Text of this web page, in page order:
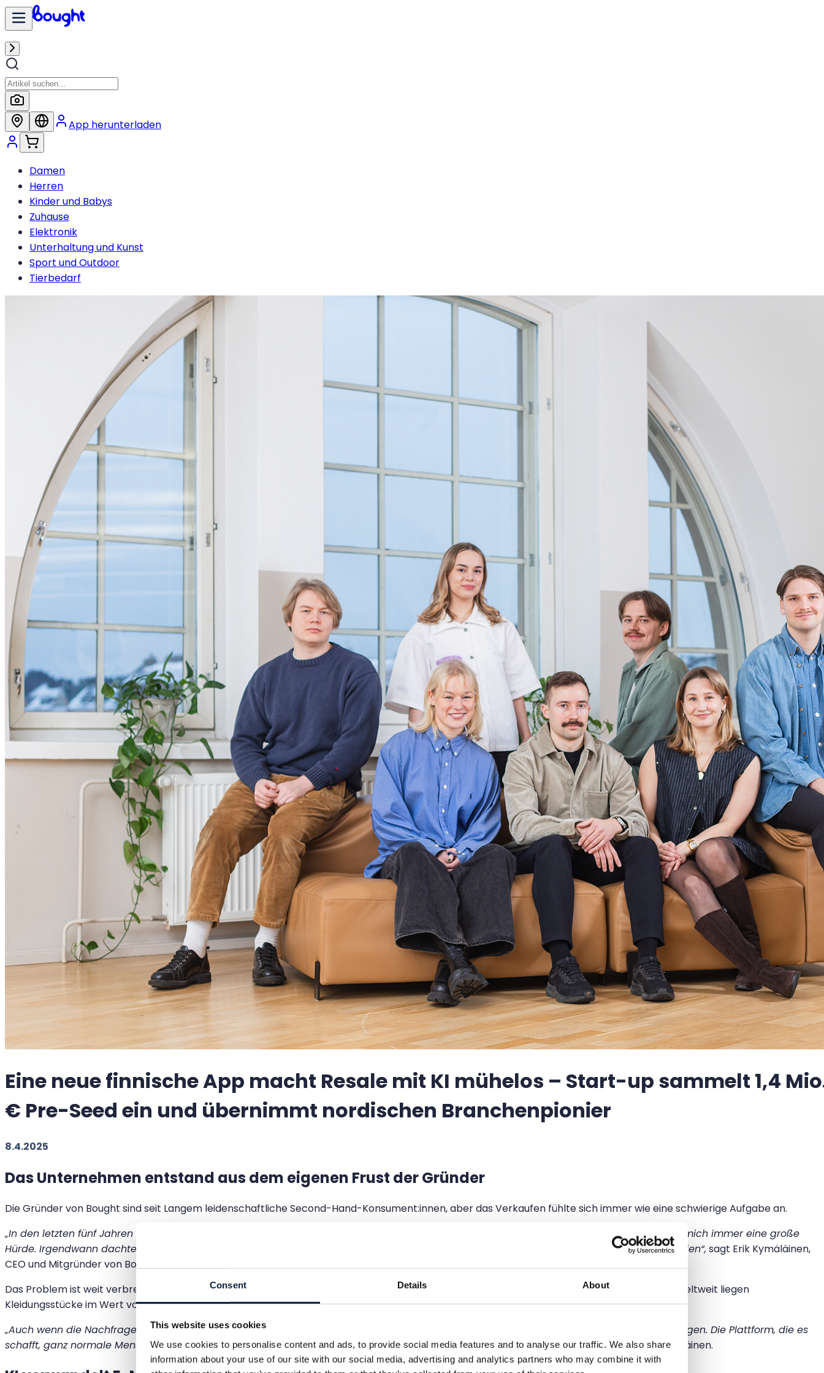
Consent Details About
This website uses cookies
We use cookies to personalise content and ads, to provide social media features and to analyse our traffic. We also share
information about your use of our site with our social media, advertising and analytics partners who may combine it with
App herunterladen
Damen
Herren
Kinder und Babys
Zuhause
Elektronik
Unterhaltung und Kunst
Sport und Outdoor
Tierbedarf
Eine neue finnische App macht Resale mit KI mühelos – Start-up sammelt 1,4
€ Pre-Seed ein und übernimmt nordischen Branchenpionier
8.4.2025
Das Unternehmen entstand aus dem eigenen Frust der Gründer
Die Gründer von Bought sind seit Langem leidenschaftliche Second-Hand-Konsument:innen, aber das Verkaufen fühlte sich immer wie eine schwierige Aufgabe an.
„In den letzten fünf Jahren habe ich fast ausschließlich Second-Hand gekauft. Trotzdem war Verkaufen – egal auf welcher Plattform – für mich immer eine große
Hürde. Irgendwann dachte ich: Das kann nicht nur mir so gehen. Es muss einen besseren Weg geben. Aus diesem Frust ist Bought entstanden“, sagt Erik Kymäläinen,
CEO und Mitgründer von Bought.
Das Problem ist weit verbreitet. Nur etwa
5 % der wiederverkaufbaren Modeartikellanden auf aktuellen Resale-Plattformen. Das bedeutet: weltweit liegen
Kleidungsstücke im Wert von geschätzten 2 Billionen US-Dollar ungenutzt (und nicht eingestellt) in Kleiderschränken.
„Auch wenn die Nachfrage nach Second-Hand explodiert, wird aktives Verkaufen immer noch von einer relativ kleinen Nutzergruppe getragen. Die Plattform, die es
schafft, ganz normale Menschen zum Verkaufen zu bringen, löst die 2-Billionen-Dollar-Herausforderung der Branche“,prognostiziert Kymäläinen.